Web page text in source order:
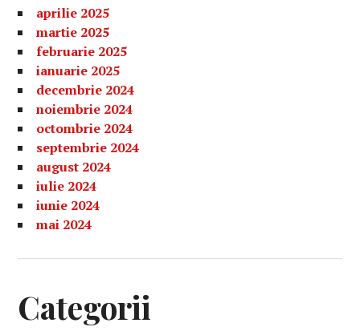
aprilie 2025
martie 2025
februarie 2025
ianuarie 2025
decembrie 2024
noiembrie 2024
octombrie 2024
septembrie 2024
august 2024
iulie 2024
iunie 2024
mai 2024
Categorii